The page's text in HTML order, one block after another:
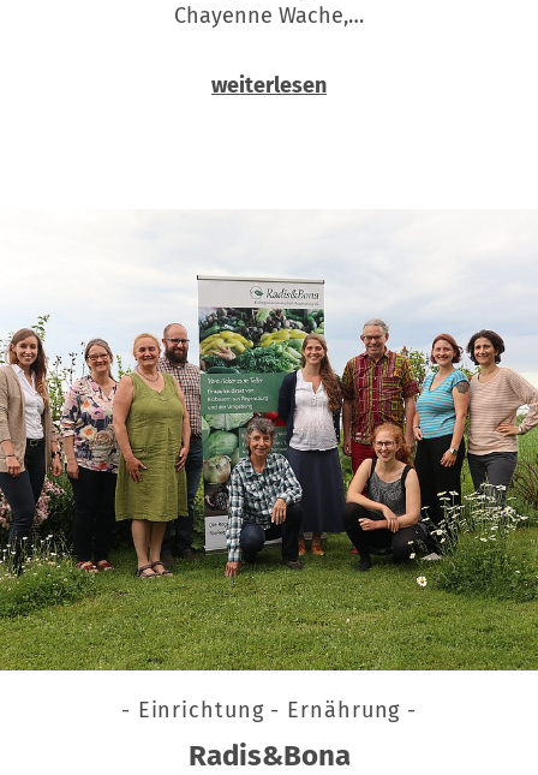
Chayenne Wache,…
weiterlesen
- Einrichtung - Ernährung -
Radis&Bona